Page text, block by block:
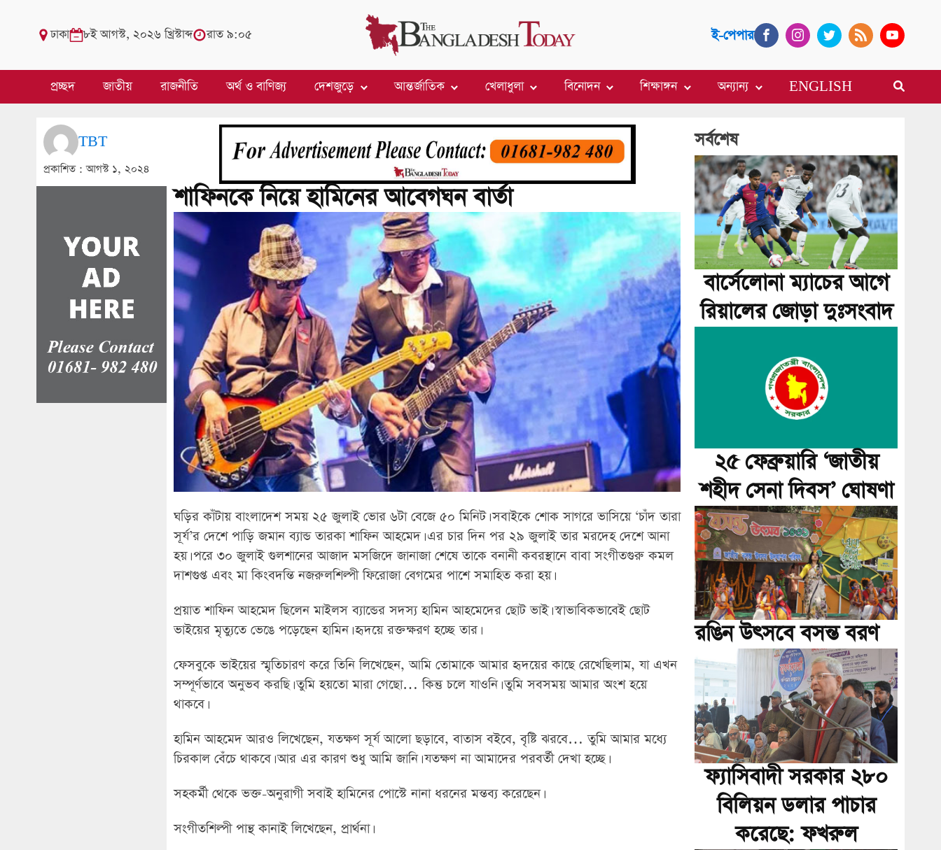
ঢাকা ৮ই আগস্ট, ২০২৬ খ্রিস্টাব্দ রাত ৯:০৫ ই-পেপার
প্রচ্ছদ জাতীয় রাজনীতি অর্থ ও বাণিজ্য দেশজুড়ে আন্তর্জাতিক খেলাধুলা বিনোদন শিক্ষাঙ্গন অন্যান্য ENGLISH
TBT
প্রকাশিত :আগস্ট ১, ২০২৪
শাফিনকে নিয়ে হামিনের আবেগঘন বার্তা
ঘড়ির কাঁটায় বাংলাদেশ সময় ২৫ জুলাই ভোর ৬টা বেজে ৫০ মিনিট। সবাইকে শোক সাগরে ভাসিয়ে ‘চাঁদ তারা
সূর্য’র দেশে পাড়ি জমান ব্যান্ড তারকা শাফিন আহমেদ। এর চার দিন পর ২৯ জুলাই তার মরদেহ দেশে আনা
হয়। পরে ৩০ জুলাই গুলশানের আজাদ মসজিদে জানাজা শেষে তাকে বনানী কবরস্থানে বাবা সংগীতগুরু কমল
দাশগুপ্ত এবং মা কিংবদন্তি নজরুলশিল্পী ফিরোজা বেগমের পাশে সমাহিত করা হয়।
প্রয়াত শাফিন আহমেদ ছিলেন মাইলস ব্যান্ডের সদস্য হামিন আহমেদের ছোট ভাই। স্বাভাবিকভাবেই ছোট
ভাইয়ের মৃত্যুতে ভেঙে পড়েছেন হামিন। হৃদয়ে রক্তক্ষরণ হচ্ছে তার।
ফেসবুকে ভাইয়ের স্মৃতিচারণ করে তিনি লিখেছেন, আমি তোমাকে আমার হৃদয়ের কাছে রেখেছিলাম, যা এখন
সম্পূর্ণভাবে অনুভব করছি। তুমি হয়তো মারা গেছো… কিন্তু চলে যাওনি। তুমি সবসময় আমার অংশ হয়ে
থাকবে।
হামিন আহমেদ আরও লিখেছেন, যতক্ষণ সূর্য আলো ছড়াবে, বাতাস বইবে, বৃষ্টি ঝরবে… তুমি আমার মধ্যে
চিরকাল বেঁচে থাকবে। আর এর কারণ শুধু আমি জানি। যতক্ষণ না আমাদের পরবর্তী দেখা হচ্ছে।
সহকর্মী থেকে ভক্ত-অনুরাগী সবাই হামিনের পোস্টে নানা ধরনের মন্তব্য করেছেন।
সংগীতশিল্পী পান্থ কানাই লিখেছেন, প্রার্থনা।
সর্বশেষ
বার্সেলোনা ম্যাচের আগে
রিয়ালের জোড়া দুঃসংবাদ
২৫ ফেব্রুয়ারি ‘জাতীয়
শহীদ সেনা দিবস’ ঘোষণা
রঙিন উৎসবে বসন্ত বরণ
ফ্যাসিবাদী সরকার ২৮০
বিলিয়ন ডলার পাচার
করেছে: ফখরুল